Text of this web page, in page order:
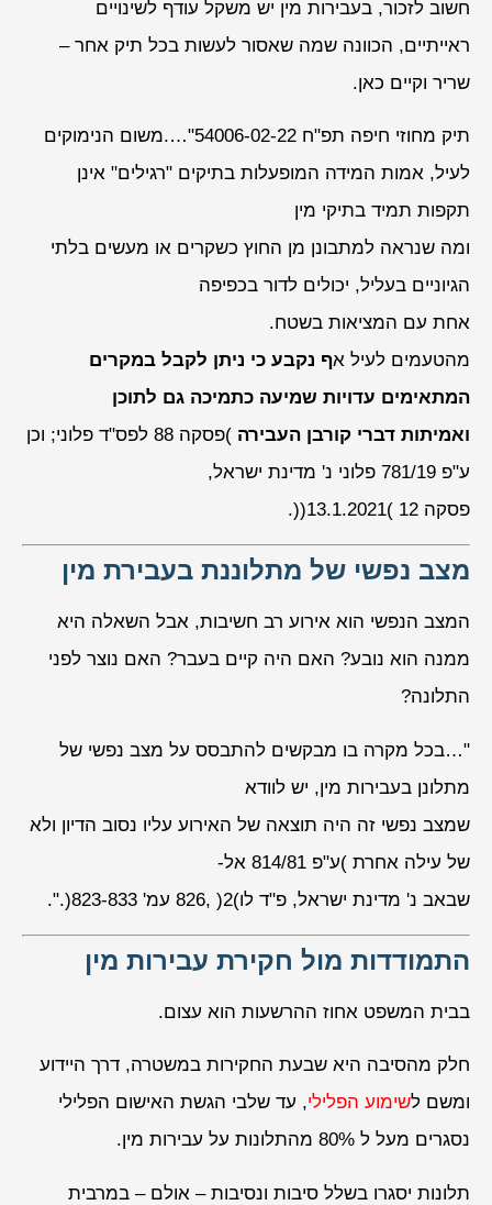
חשוב לזכור, בעבירות מין יש משקל עודף לשינויים
ראייתיים, הכוונה שמה שאסור לעשות בכל תיק אחר –
שריר וקיים כאן.
תיק מחוזי חיפה תפ"ח 54006-02-22"….משום הנימוקים
לעיל, אמות המידה המופעלות בתיקים "רגילים" אינן
תקפות תמיד בתיקי מין
ומה שנראה למתבונן מן החוץ כשקרים או מעשים בלתי
הגיוניים בעליל, יכולים לדור בכפיפה
אחת עם המציאות בשטח.
מהטעמים לעיל אף נקבע כי ניתן לקבל במקרים
המתאימים עדויות שמיעה כתמיכה גם לתוכן
ואמיתות דברי קורבן העבירה
)פסקה 88 לפס"ד פלוני; וכן
ע"פ 781/19 פלוני נ' מדינת ישראל,
פסקה 12 )13.1.2021((.
מצב נפשי של מתלוננת בעבירת מין
המצב הנפשי הוא אירוע רב חשיבות, אבל השאלה היא
ממנה הוא נובע? האם היה קיים בעבר? האם נוצר לפני
התלונה?
"…בכל מקרה בו מבקשים להתבסס על מצב נפשי של
מתלונן בעבירות מין, יש לוודא
שמצב נפשי זה היה תוצאה של האירוע עליו נסוב הדיון ולא
של עילה אחרת )ע"פ 814/81 אל-
שבאב נ' מדינת ישראל, פ"ד לו)2( ,826 עמ' 823-833(.".
התמודדות מול חקירת עבירות מין
בבית המשפט אחוז ההרשעות הוא עצום.
חלק מהסיבה היא שבעת החקירות במשטרה, דרך היידוע
ומשם לשימוע הפלילי, עד שלבי הגשת האישום הפלילי
נסגרים מעל ל 80% מהתלונות על עבירות מין.
תלונות יסגרו בשלל סיבות ונסיבות – אולם – במרבית